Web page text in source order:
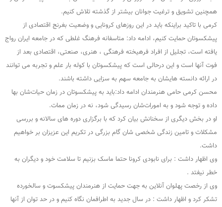
همچنین تشویق و ترغیت جوانان بیشتر از گذشته تلاش کنیم.
کرمی با تاکید براینکه باید در این روزهای کرونایی و وضعیت بغرنج اقتصادی از
پیشکسوتان حمایت کنیم، ادامه داد: متاسفانه فرهنگ غلطی که در جامعه ایران رواج
یافته است، تجلیل از افراد فرهیخته فرهنگی ، هنری، صنعتی، اقتصادی بعد از
فوت آنها است و این درحالی است که پیشکسوتان با کوله بار علم و تجربه می توانند
در ارائه دانسته هایشان به جامعه سهم به سزایی داشته باشند.
محسن کرمی حامی هنرمندان ادامه داد:باید به پیشکسوتان در زمان حیات‌شان بها
داده و توجه شود و به امورات‌شان رسیدگی شود، نه در زمان ممات.
او در بخش دیگری از سخنانش بیان کرد که با برگزاری دوره های سالانه و بررسی
مشکلات و تامین زندگی شخصی شان گام بزرگی در تکریم این عزیزان بر خواهیم
داشت.
وی اظهار داشت : برای نابودی کرونا حتما ماسک بزنیم تا سلامت خود و دیگران به
خطر نیفتد .
وی از رخصت پهلوان آنلاین به جهت حمایت از هنرمندان پیشکسوت و سالخورده
تشکر کرد و اظهار داشت : در سال جدید به اطرافمان نگاه کنیم و در حد توان از آنها